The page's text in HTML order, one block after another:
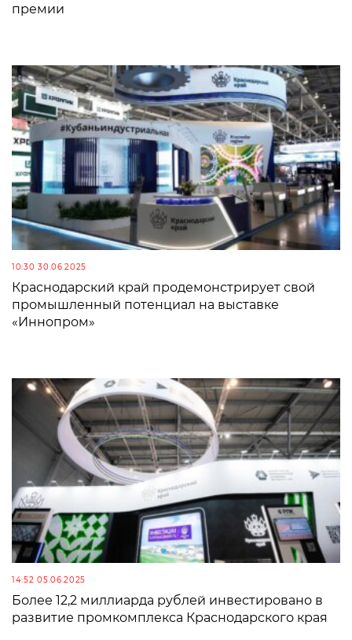
премии
10:30 30.06.2025
Краснодарский край продемонстрирует свой
промышленный потенциал на выставке
«Иннопром»
14:52 05.06.2025
Более 12,2 миллиарда рублей инвестировано в
развитие промкомплекса Краснодарского края